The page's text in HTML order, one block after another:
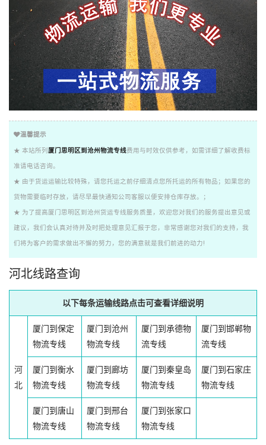
温馨提示
★ 本站所列 厦门思明区到沧州物流专线费用与时效仅供参考，如需详细了解收费标
准请电话咨询。
★ 由于货运运输比较特殊，请您托运之前仔细清点您所托运的所有物品；如果您的
货物需要临时存放，请尽早最快通知公司客服以便安排仓库存放。；
★ 为了提高厦门思明区到沧州货运专线服务质量，欢迎您对我们的服务提出意见或
建议，我们会认真对待并及时把处理意见汇报于您，非常感谢您对我们的支持，我
们将为客户的需求做出不懈的努力，您的满意就是我们前进的动力!
河北线路查询
以下每条运输线路点击可查看详细说明
河
北
厦门到保定
物流专线
厦门到沧州
物流专线
厦门到承德物
流专线
厦门到邯郸物
流专线
厦门到衡水
物流专线
厦门到廊坊
物流专线
厦门到秦皇岛
物流专线
厦门到石家庄
物流专线
厦门到唐山
物流专线
厦门到邢台
物流专线
厦门到张家口
物流专线